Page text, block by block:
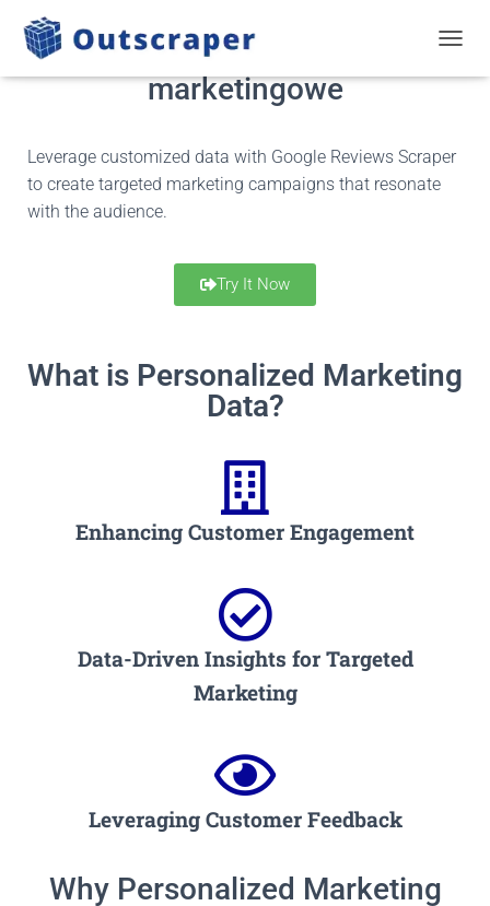
Spersonalizowane dane
marketingowe
Leverage customized data with Google Reviews Scraper
to create targeted marketing campaigns that resonate
with the audience.
Try It Now
What is Personalized Marketing
Data?
Enhancing Customer Engagement
Data-Driven Insights for Targeted
Marketing
Leveraging Customer Feedback
Why Personalized Marketing